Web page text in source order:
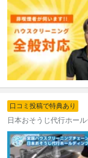
口コミ投稿で特典あり
日本おそうじ代行ホー